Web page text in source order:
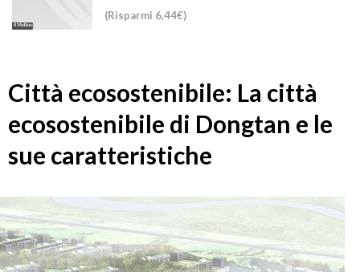
(Risparmi 6,44€)
Città ecosostenibile: La città
ecosostenibile di Dongtan e le
sue caratteristiche